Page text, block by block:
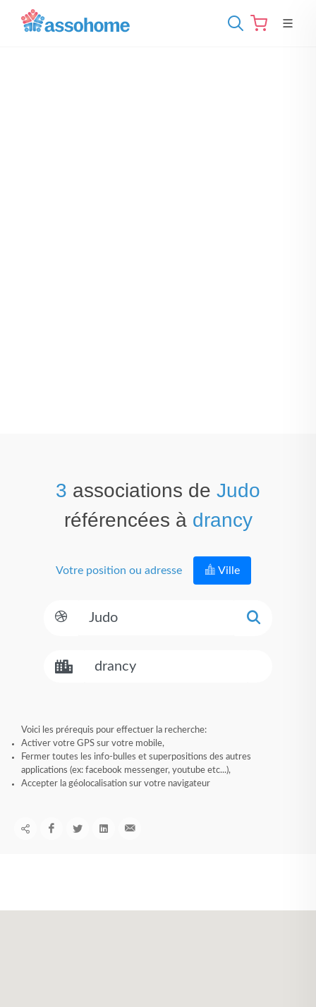
3 associations de Judo
référencées à drancy
Votre position ou adresse Ville
Voici les prérequis pour effectuer la recherche:
Activer votre GPS sur votre mobile,
Fermer toutes les info-bulles et superpositions des autres
applications (ex: facebook messenger, youtube etc...),
Accepter la géolocalisation sur votre navigateur